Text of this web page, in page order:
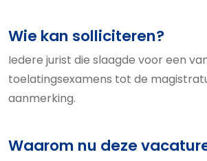
Wie kan solliciteren?
Iedere jurist die slaagde voor een
toelatingsexamens tot de
aanmerking.
Waarom nu deze